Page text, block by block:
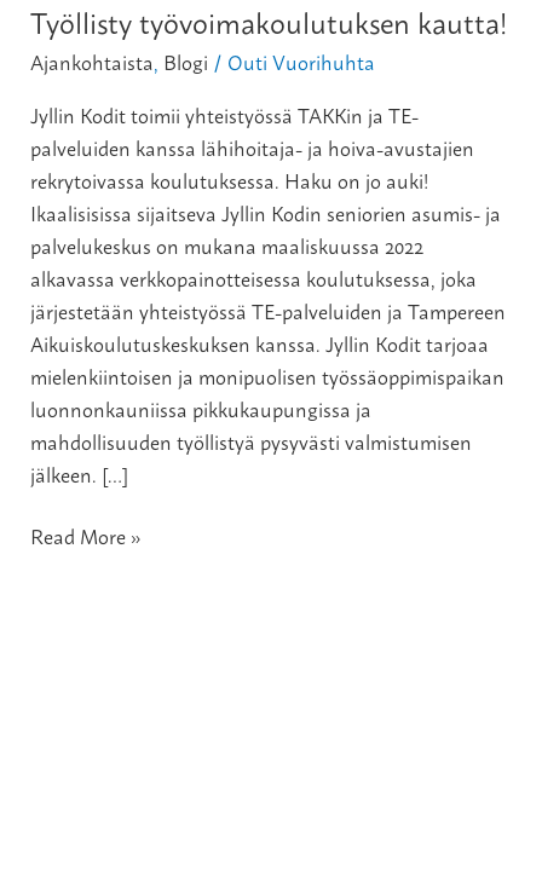
Työllisty työvoimakoulutuksen kautta!
Ajankohtaista, Blogi / Outi Vuorihuhta
Jyllin Kodit toimii yhteistyössä TAKKin ja TE-
palveluiden kanssa lähihoitaja- ja hoiva-avustajien
rekrytoivassa koulutuksessa. Haku on jo auki!
Ikaalisisissa sijaitseva Jyllin Kodin seniorien asumis- ja
palvelukeskus on mukana maaliskuussa 2022
alkavassa verkkopainotteisessa koulutuksessa, joka
järjestetään yhteistyössä TE-palveluiden ja Tampereen
Aikuiskoulutuskeskuksen kanssa. Jyllin Kodit tarjoaa
mielenkiintoisen ja monipuolisen työssäoppimispaikan
luonnonkauniissa pikkukaupungissa ja
mahdollisuuden työllistyä pysyvästi valmistumisen
jälkeen. […]
Read More »